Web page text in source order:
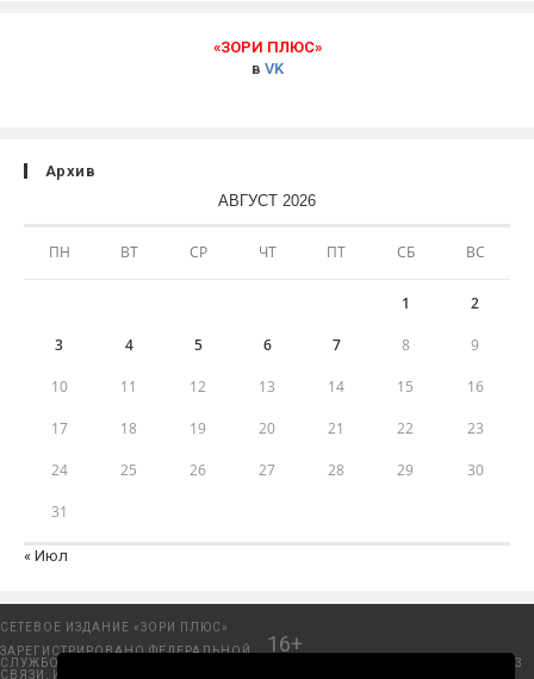
«ЗОРИ ПЛЮС»
в VK
Архив
АВГУСТ 2026
ПН ВТ СР ЧТ ПТ СБ ВС
1 2
3 4 5 6 7 8 9
10 11 12 13 14 15 16
17 18 19 20 21 22 23
24 25 26 27 28 29 30
31
« Июл
СЕТЕВОЕ ИЗДАНИЕ «ЗОРИ ПЛЮС»
ЗАРЕГИСТРИРОВАНО ФЕДЕРАЛЬНОЙ
СЛУЖБОЙ ПО НАДЗОРУ В СФЕРЕ
СВЯЗИ, ИНФОРМАЦИОННЫХ
16+
Добрянский городской портал. © 2006 - 2023